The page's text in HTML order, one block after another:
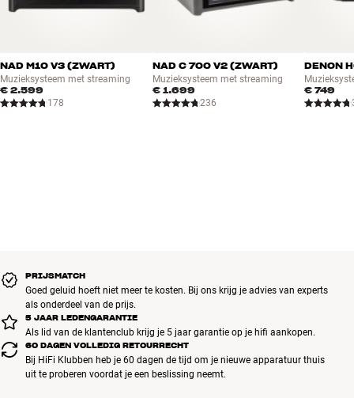
NAD M10 V3 (ZWART)
Muzieksysteem met streaming
€ 2.599
178
NAD C 700 V2 (ZWART)
Muzieksysteem met streaming
€ 1.699
236
DENON
€ 749
PRIJSMATCH
Goed geluid hoeft niet meer te kosten. Bij ons krijg je advies van experts
als onderdeel van de prijs.
5 JAAR LEDENGARANTIE
Als lid van de klantenclub krijg je 5 jaar garantie op je hifi aankopen.
60 DAGEN VOLLEDIG RETOURRECHT
Bij HiFi Klubben heb je 60 dagen de tijd om je nieuwe apparatuur thuis
uit te proberen voordat je een beslissing neemt.